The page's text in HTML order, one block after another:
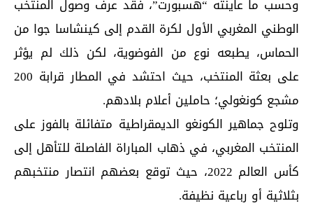
وحسب ما عاينته “هسبورت”، فقد عرف وصول المنتخب
الوطني المغربي الأول لكرة القدم إلى كينشاسا جوا من
الحماس، يطبعه نوع من الفوضوية، لكن ذلك لم يؤثر
على بعثة المنتخب، حيث احتشد في المطار قرابة 200
مشجع كونغولي؛ حاملين أعلام بلادهم.
وتلوح جماهير الكونغو الديمقراطية متفائلة بالفوز على
المنتخب المغربي، في ذهاب المباراة الفاصلة للتأهل إلى
كأس العالم 2022، حيث توقع بعضهم انتصار منتخبهم
بثلاثية أو رباعية نظيفة.